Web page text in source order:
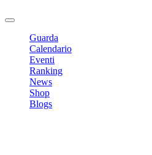
Guarda
Calendario
Eventi
Ranking
News
Shop
Blogs